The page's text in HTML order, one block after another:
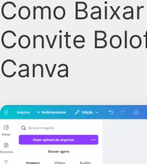
Como
Convite
Canva